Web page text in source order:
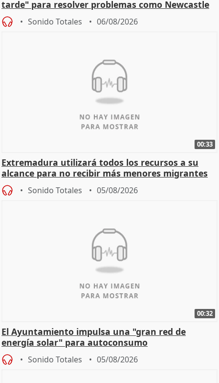
tarde" para resolver problemas como Newcastle
Sonido Totales 06/08/2026
00:33
Extremadura utilizará todos los recursos a su
alcance para no recibir más menores migrantes
Sonido Totales 05/08/2026
00:32
El Ayuntamiento impulsa una "gran red de
energía solar" para autoconsumo
Sonido Totales 05/08/2026